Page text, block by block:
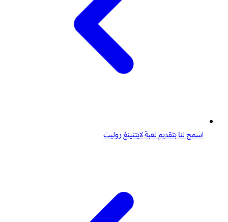
اسمح لنا بتقديم لعبة لايتنينغ روليت